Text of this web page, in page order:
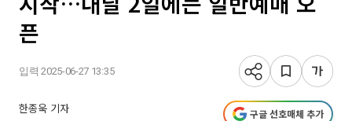
픈
입력 2025-06-27 13:35
한종욱 기자 구글 선호매체 추가